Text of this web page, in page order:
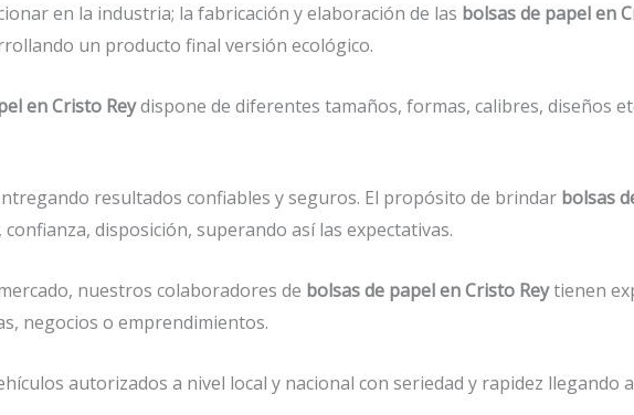
en la industria; la fabricación y elaboración de las bolsas de papel en
un producto final versión ecológico.
en Cristo Reydispone de diferentes tamaños, formas, calibres, diseños
resultados confiables y seguros. El propósito de brindar bolsas
disposición, superando así las expectativas.
nuestros colaboradores de bolsas de papel en Cristo Reytienen
negocios o emprendimientos.
autorizados a nivel local y nacional con seriedad y rapidez llegando